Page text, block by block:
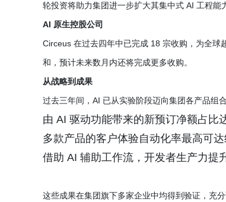
轮投资将助力集团进一步扩大其集中式 AI 工程能
AI 原生控股公司
Circeus 在过去四年中已完成 18 宗收购，为全球
和，预计未来数月内还将完成更多收购。
从战略到成果
过去三年间，AI 已从实验阶段迈向集团各产品组
由 AI 驱动功能带来的新预订净额占比
多款产品的客户体验自动化率最高可
借助 AI 辅助工作流，开发者生产力提
这些成果在集团旗下多家企业中均得到验证，充